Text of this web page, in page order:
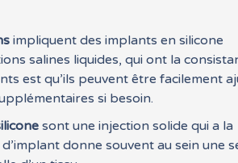
impliquent des implants en silicone
salines liquides, qui ont la
est qu’ils peuvent être facilement
si besoin.
sont une injection solide qui a la
donne souvent au sein une